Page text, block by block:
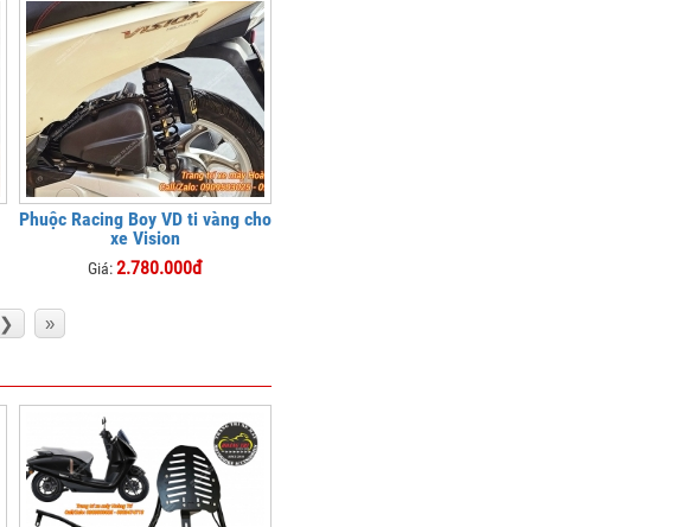
Phuộc Racing Boy VD ti vàng cho
xe Vision
Giá:2.780.000đ
❯ »